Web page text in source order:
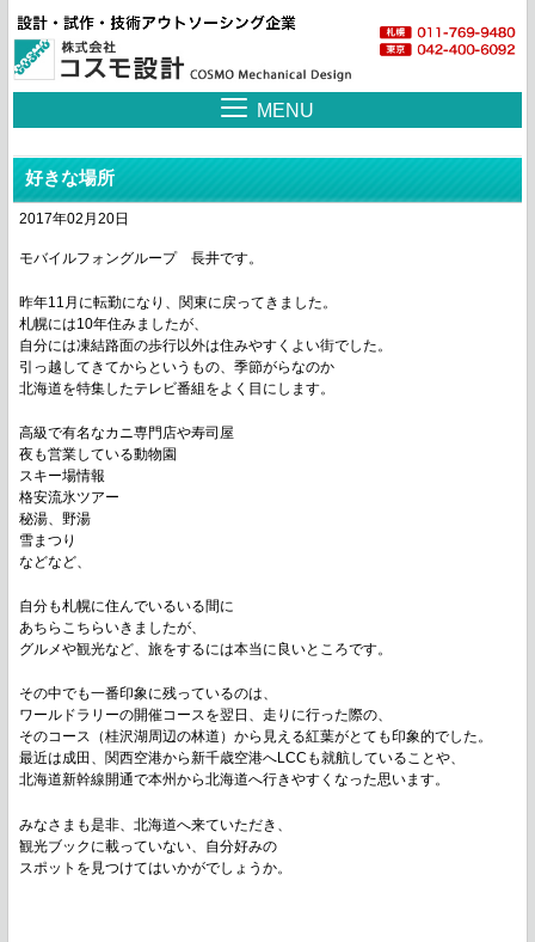
MENU
好きな場所
2017年02月20日
モバイルフォングループ 長井です。
昨年11月に転勤になり、関東に戻ってきました。
札幌には10年住みましたが、
自分には凍結路面の歩行以外は住みやすくよい街でした。
引っ越してきてからというもの、季節がらなのか
北海道を特集したテレビ番組をよく目にします。
高級で有名なカニ専門店や寿司屋
夜も営業している動物園
スキー場情報
格安流氷ツアー
秘湯、野湯
雪まつり
などなど、
自分も札幌に住んでいるいる間に
あちらこちらいきましたが、
グルメや観光など、旅をするには本当に良いところです。
その中でも一番印象に残っているのは、
ワールドラリーの開催コースを翌日、走りに行った際の、
そのコース（桂沢湖周辺の林道）から見える紅葉がとても印象的でした。
最近は成田、関西空港から新千歳空港へLCCも就航していることや、
北海道新幹線開通で本州から北海道へ行きやすくなった思います。
みなさまも是非、北海道へ来ていただき、
観光ブックに載っていない、自分好みの
スポットを見つけてはいかがでしょうか。